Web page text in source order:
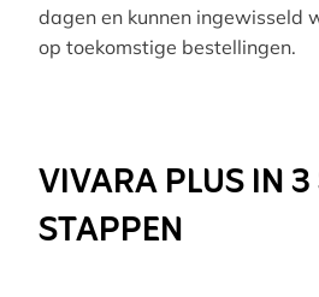
dagen en kunnen ingewisseld
op toekomstige bestellingen.
VIVARA PLUS IN
STAPPEN